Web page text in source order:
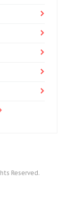
Reserved.